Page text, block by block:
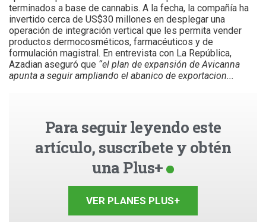
terminados a base de cannabis. A la fecha, la compañía ha
invertido cerca de US$30 millones en desplegar una
operación de integración vertical que les permita vender
productos dermocosméticos, farmacéuticos y de
formulación magistral. En entrevista con La República,
Azadian aseguró que “el plan de expansión de Avicanna
apunta a seguir ampliando el abanico de exportacion...
Para seguir leyendo este
artículo, suscríbete y obtén
una Plus+
VER PLANES PLUS+